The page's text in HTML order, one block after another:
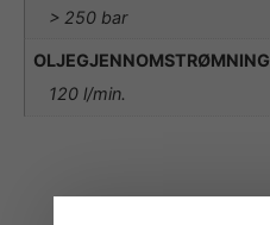
> 250 bar
OLJEGJENNOMSTRØMNING
120 l/min.